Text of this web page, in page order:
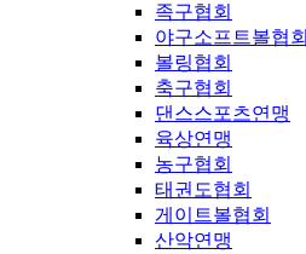
족구협회
야구소프트볼협회
볼링협회
축구협회
댄스스포츠연맹
육상연맹
농구협회
태권도협회
게이트볼협회
산악연맹